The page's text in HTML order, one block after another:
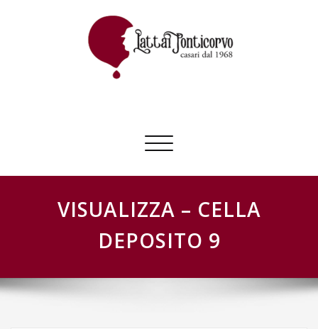
Commuta
navigazione
VISUALIZZA – CELLA
DEPOSITO 9